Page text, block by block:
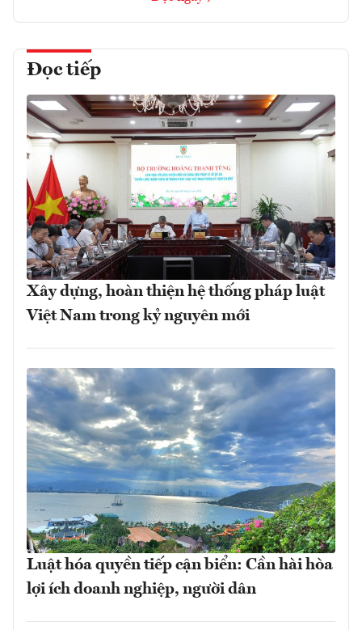
Đọc tiếp
Xây dựng, hoàn thiện hệ thống pháp luật
Việt Nam trong kỷ nguyên mới
Luật hóa quyền tiếp cận biển: Cần hài hòa
lợi ích doanh nghiệp, người dân